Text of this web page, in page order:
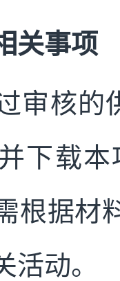
关事项
审核的
下载
根据材
活动。